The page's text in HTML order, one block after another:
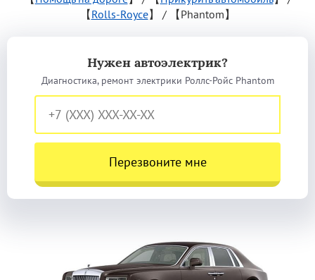
【Rolls-Royce】 / 【Phantom】
Нужен автоэлектрик?
Диагностика, ремонт электрики Роллс-Ройс Phantom
Перезвоните мне